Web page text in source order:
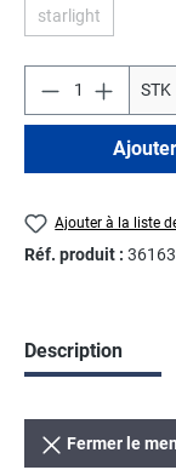
starlight(Cette option
STK
Ajouter à la liste
Réf. produit :
Description
Fermer le